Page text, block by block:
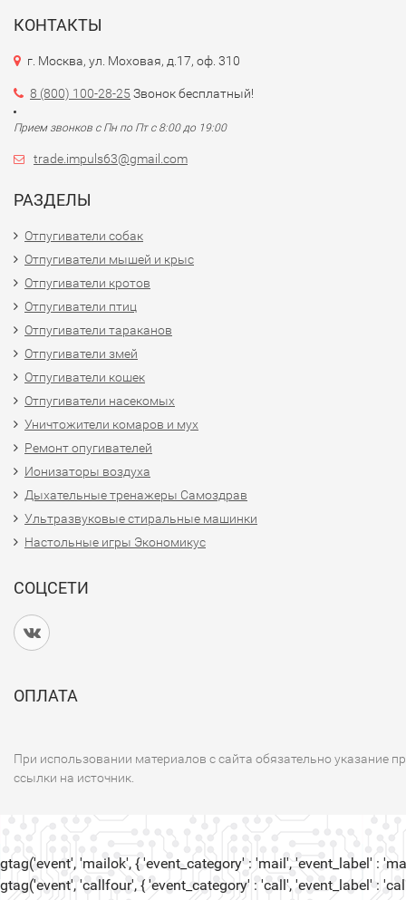
КОНТАКТЫ
г. Москва, ул. Моховая, д.17, оф. 310
8 (800) 100-28-25 Звонок бесплатный!
Прием звонков с Пн по Пт с 8:00 до 19:00
trade.impuls63@gmail.com
РАЗДЕЛЫ
Отпугиватели собак
Отпугиватели мышей и крыс
Отпугиватели кротов
Отпугиватели птиц
Отпугиватели тараканов
Отпугиватели змей
Отпугиватели кошек
Отпугиватели насекомых
Уничтожители комаров и мух
Ремонт опугивателей
Ионизаторы воздуха
Дыхательные тренажеры Самоздрав
Ультразвуковые стиральные машинки
Настольные игры Экономикус
СОЦСЕТИ
ОПЛАТА
При использовании материалов с сайта обязательно указание
ссылки на источник.
gtag('event', 'mailok', { 'event_category' : 'mail', 'event_label' :
gtag('event', 'callfour', { 'event_category' : 'call', 'event_label' :